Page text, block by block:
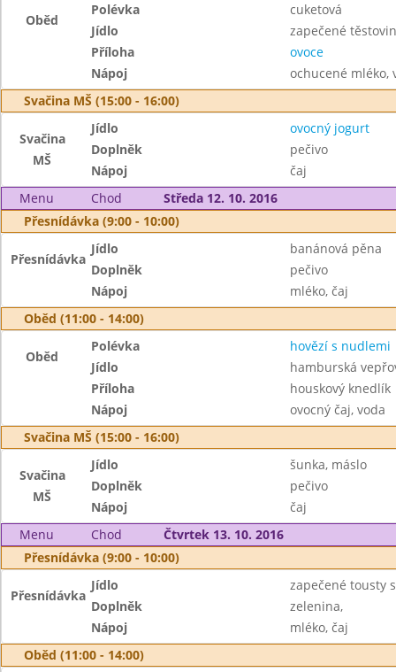
Oběd
Polévka
cuketová
Jídlo
zapečené
Příloha
ovoce
Nápoj
ochucené mléko,
Svačina MŠ (15:00 - 16:00)
Svačina
MŠ
Jídlo
ovocný jogurt
Doplněk
pečivo
Nápoj
čaj
Menu
Chod
Středa 12. 10. 2016
Přesnídávka (9:00 - 10:00)
Přesnídávka
Jídlo
banánová pěna
Doplněk
pečivo
Nápoj
mléko, čaj
Oběd (11:00 - 14:00)
Oběd
Polévka
hovězí s nudlemi
Jídlo
hamburská
Příloha
houskový knedlík
Nápoj
ovocný čaj, voda
Svačina MŠ (15:00 - 16:00)
Svačina
MŠ
Jídlo
šunka, máslo
Doplněk
pečivo
Nápoj
čaj
Menu
Chod
Čtvrtek 13. 10. 2016
Přesnídávka (9:00 - 10:00)
Přesnídávka
Jídlo
zapečené tousty
Doplněk
zelenina,
Nápoj
mléko, čaj
Oběd (11:00 - 14:00)